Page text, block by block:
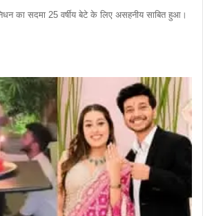
का सदमा 25 वर्षीय बेटे के लिए असहनीय साबित हुआ।